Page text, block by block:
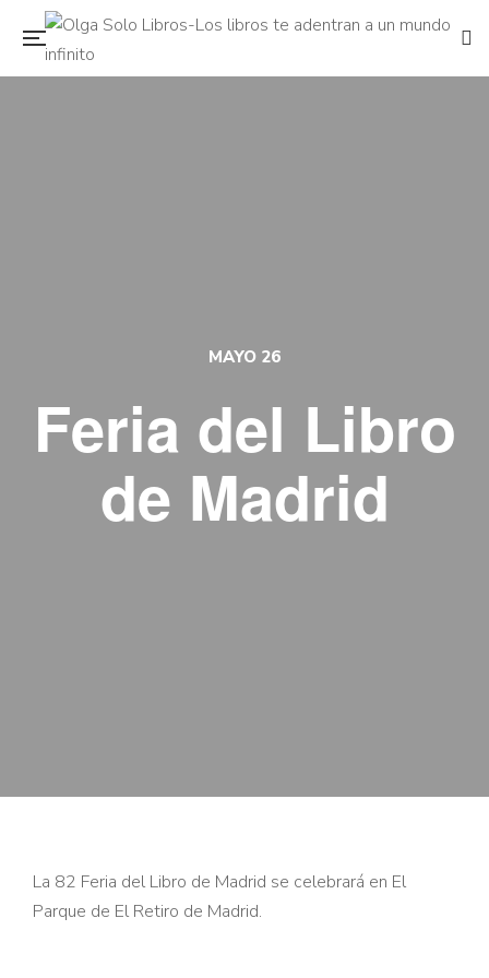
MAYO 26
Feria del Libro
de Madrid
La 82 Feria del Libro de Madrid se celebrará en El
Parque de El Retiro de Madrid.